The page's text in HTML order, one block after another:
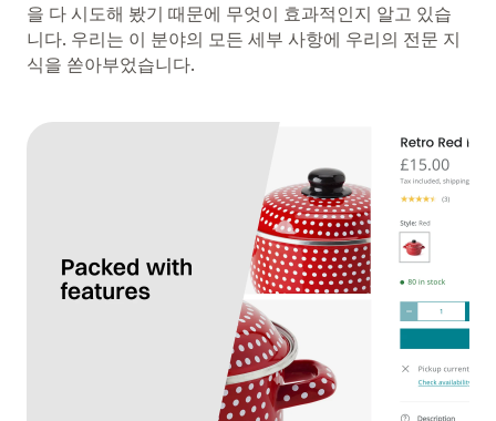
을 다 시도해 봤기 때문에 무엇이 효과적인지 알고 있습
니다. 우리는 이 분야의 모든 세부 사항에 우리의 전문 지
식을 쏟아부었습니다.